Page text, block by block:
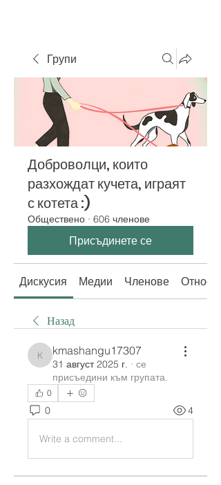
Групи
Доброволци, които
разхождат кучета, играят
с котета :)
Обществено · 606 членове
Присъдинете се
Дискусия Медии Членове Относно
Назад
kmashangu17307
kmashangu17307
31 август 2025 г. · се
присъедини към групата.
0
0 4
Write a comment...